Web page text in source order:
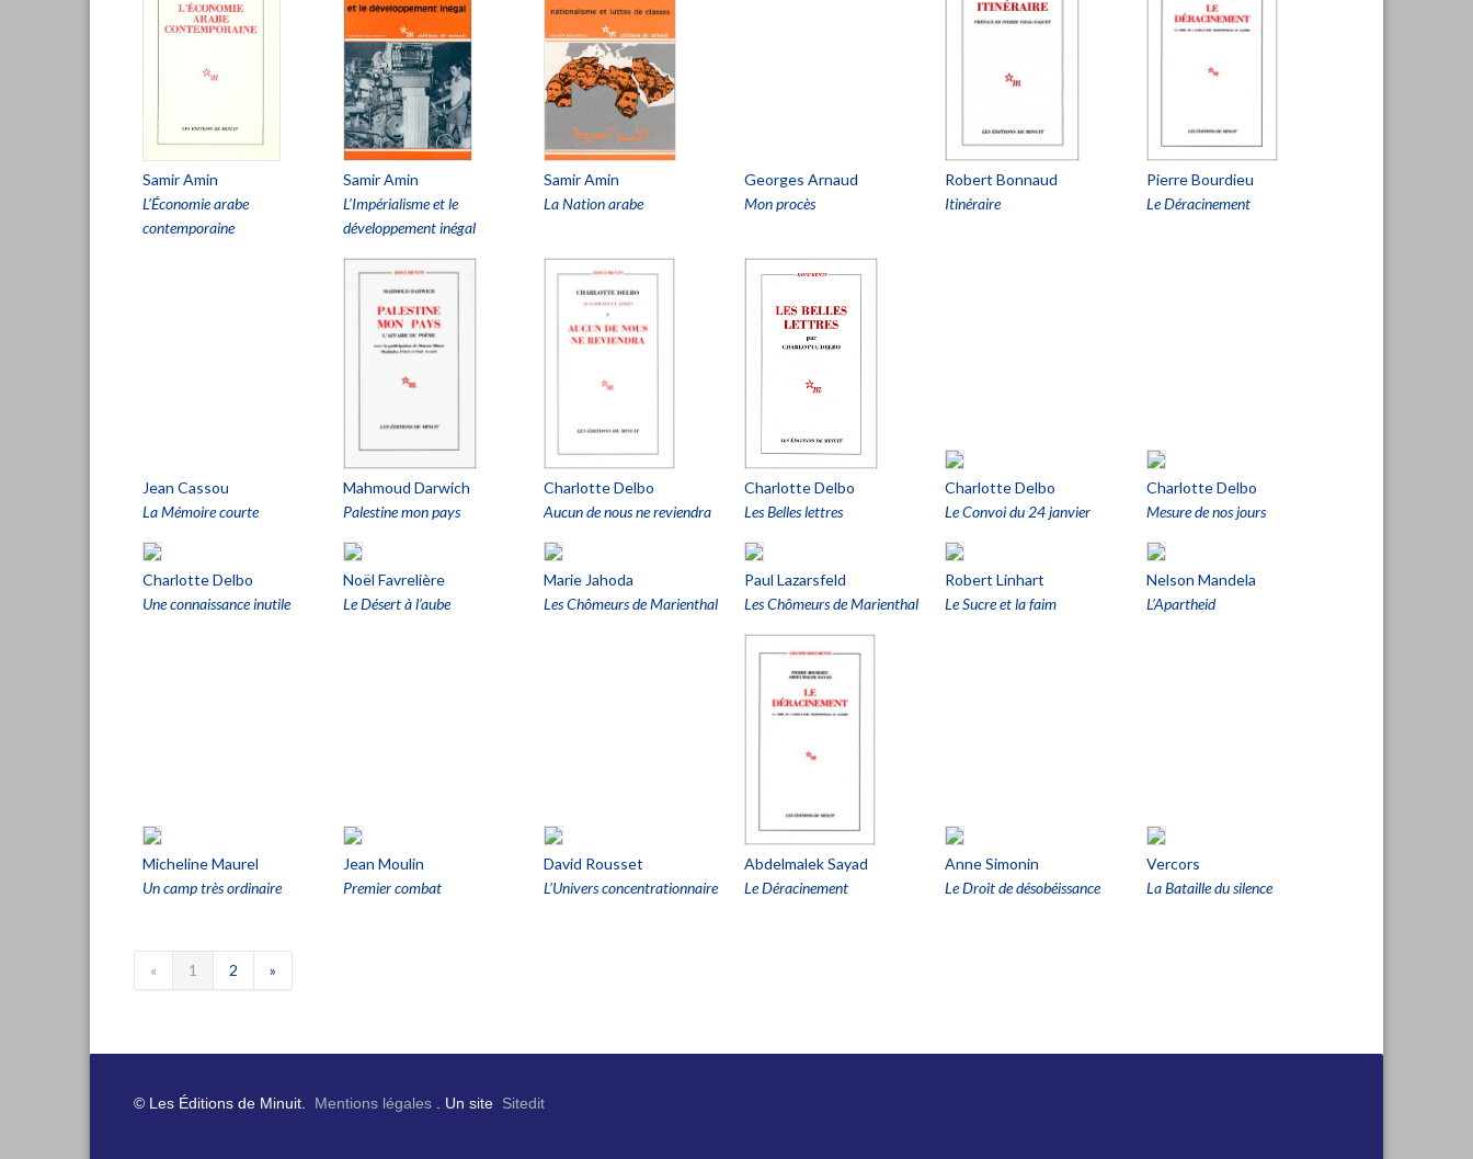
Samir Amin
L’Économie arabe
contemporaine
Samir Amin
L’Impérialisme et le
développement inégal
Samir Amin
La Nation arabe
Georges Arnaud
Mon procès
Robert Bonnaud
Itinéraire
Pierre Bourdieu
Le Déracinement
Jean Cassou
La Mémoire courte
Mahmoud Darwich
Palestine mon pays
Charlotte Delbo
Aucun de nous ne reviendra
Charlotte Delbo
Les Belles lettres
Charlotte Delbo
Le Convoi du 24 janvier
Charlotte Delbo
Mesure de nos jours
Charlotte Delbo
Une connaissance inutile
Noël Favrelière
Le Désert à l’aube
Marie Jahoda
Les Chômeurs de Marienthal
Paul Lazarsfeld
Les Chômeurs de Marienthal
Robert Linhart
Le Sucre et la faim
Nelson Mandela
L’Apartheid
Micheline Maurel
Un camp très ordinaire
Jean Moulin
Premier combat
David Rousset
L’Univers concentrationnaire
Abdelmalek Sayad
Le Déracinement
Anne Simonin
Le Droit de désobéissance
Vercors
La Bataille du silence
« 1 2 »
© Les Éditions de Minuit. Mentions légales . Un site Sitedit